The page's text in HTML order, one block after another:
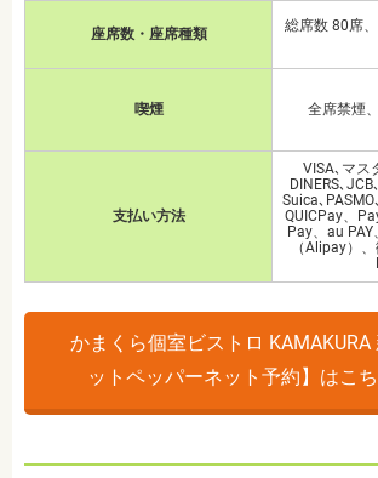
座席数・座席種類
総席数 80席
喫煙 全席禁煙
支払い方法
VISA､マス
DINERS､
Suica､
QUICPay、
Pay、au
（Alipay）
かまくら個室ビストロ KAMAKURA
ットペッパーネット予約】はこち